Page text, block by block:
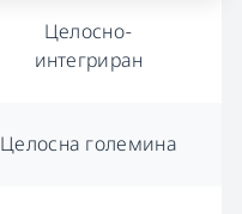
Целосно-
интегриран
Целосна големина